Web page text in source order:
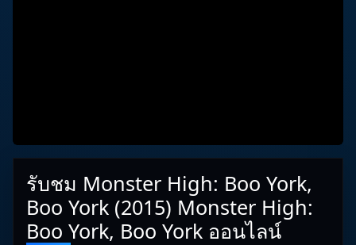
รับชม Monster High: Boo York,
Boo York (2015) Monster High:
Boo York, Boo York ออนไลน์